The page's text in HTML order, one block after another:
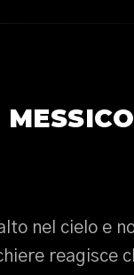
nel cielo e
reagisce